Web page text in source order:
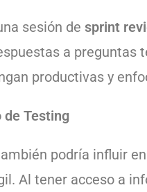
sesión de sprint
a preguntas
productivas y
de Testing
podría influir
Al tener acceso a